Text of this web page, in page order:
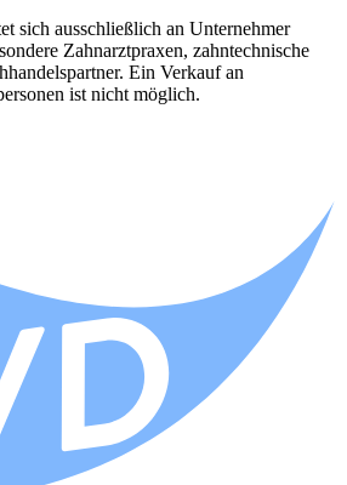
sich ausschließlich an Unternehmer
Zahnarztpraxen, zahntechnische
Ein Verkauf an
ist nicht möglich.